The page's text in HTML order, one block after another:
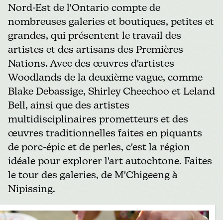
Nord-Est de l'Ontario compte de
nombreuses galeries et boutiques, petites et
grandes, qui présentent le travail des
artistes et des artisans des Premières
Nations. Avec des œuvres d'artistes
Woodlands de la deuxième vague, comme
Blake Debassige, Shirley Cheechoo et Leland
Bell, ainsi que des artistes
multidisciplinaires prometteurs et des
œuvres traditionnelles faites en piquants
de porc-épic et de perles, c'est la région
idéale pour explorer l'art autochtone. Faites
le tour des galeries, de M'Chigeeng à
Nipissing.